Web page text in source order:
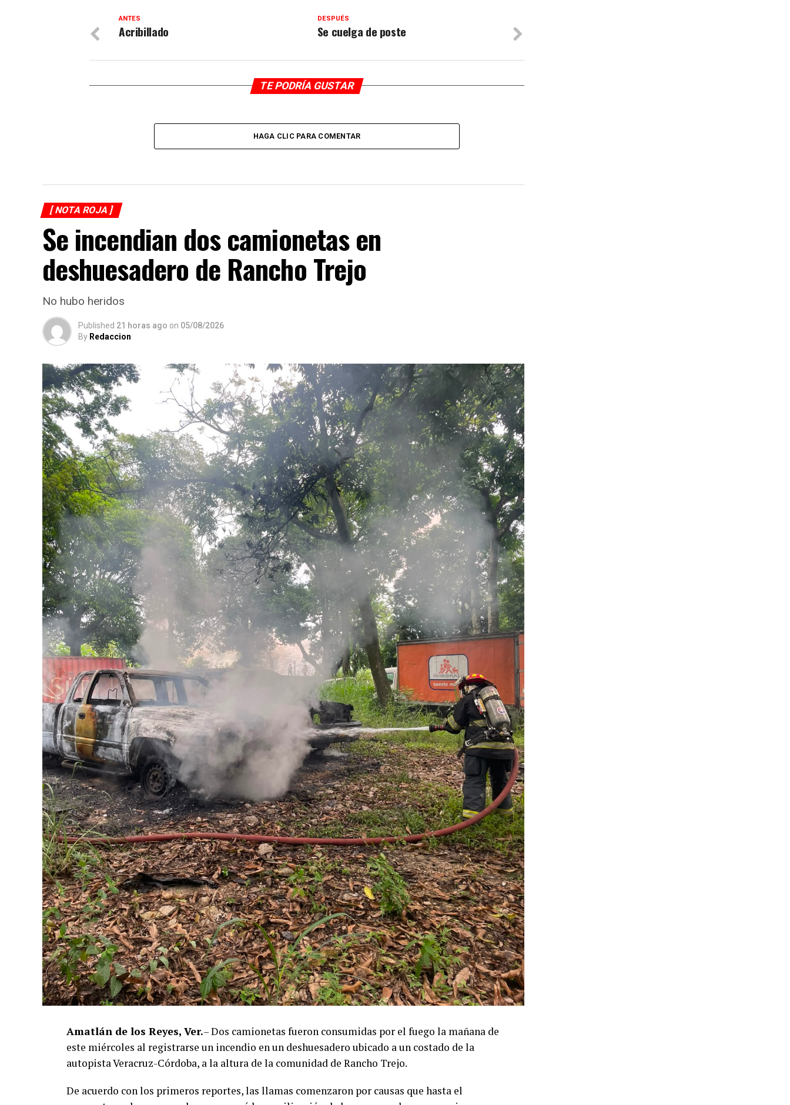
DESPUÉS
Se cuelga de poste
ANTES
Acribillado
TE PODRÍA GUSTAR
HAGA CLIC PARA COMENTAR
[ NOTA ROJA ]
Se incendian dos camionetas en
deshuesadero de Rancho Trejo
No hubo heridos
Published 21 horas ago on 05/08/2026
By Redaccion
Amatlán de los Reyes, Ver.– Dos camionetas fueron consumidas por el fuego la mañana de
este miércoles al registrarse un incendio en un deshuesadero ubicado a un costado de la
autopista Veracruz-Córdoba, a la altura de la comunidad de Rancho Trejo.
De acuerdo con los primeros reportes, las llamas comenzaron por causas que hasta el